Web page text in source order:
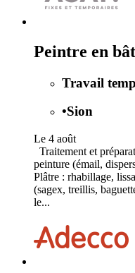
Peintre en
Travail
•Sion
Le 4 août
Traitement et
peinture (émail,
Plâtre : rhabillage,
(sagex, treillis,
le...